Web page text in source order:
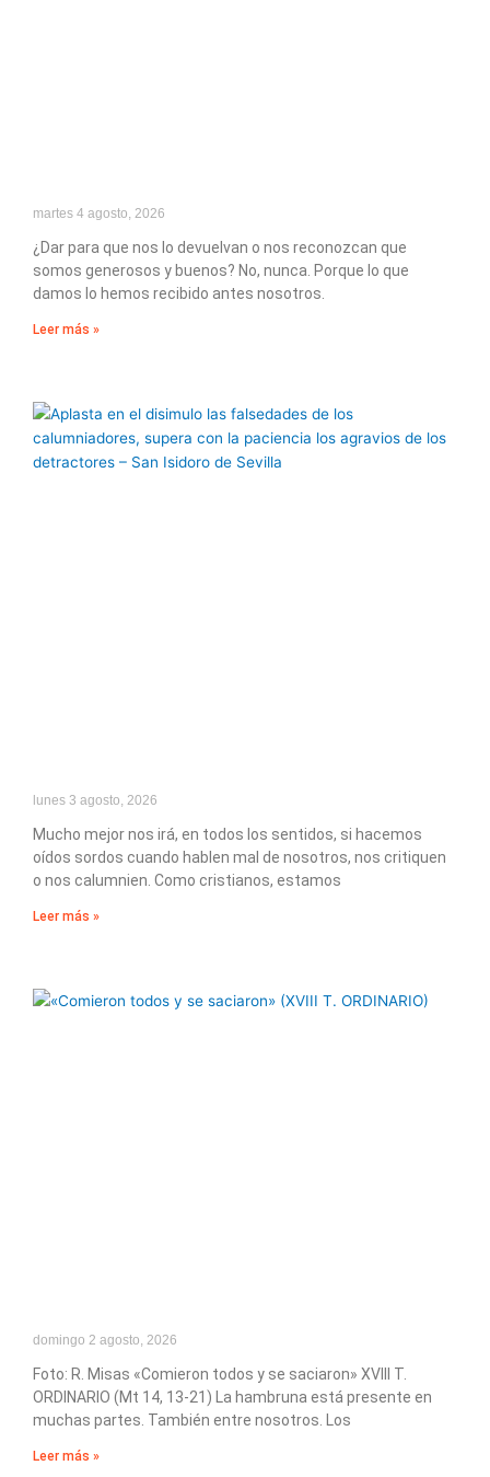
martes 4 agosto, 2026
¿Dar para que nos lo devuelvan o nos reconozcan que
somos generosos y buenos? No, nunca. Porque lo que
damos lo hemos recibido antes nosotros.
Leer más »
lunes 3 agosto, 2026
Mucho mejor nos irá, en todos los sentidos, si hacemos
oídos sordos cuando hablen mal de nosotros, nos critiquen
o nos calumnien. Como cristianos, estamos
Leer más »
domingo 2 agosto, 2026
Foto: R. Misas «Comieron todos y se saciaron» XVIII T.
ORDINARIO (Mt 14, 13-21) La hambruna está presente en
muchas partes. También entre nosotros. Los
Leer más »